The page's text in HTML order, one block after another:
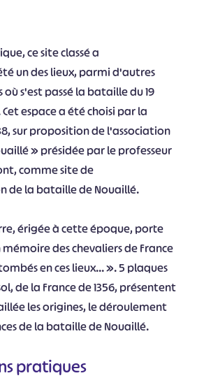
ce site classé a
un des lieux, parmi d'autres
où s'est passé la bataille du 19
espace a été choisi par la
sur proposition de l'association
» présidée par le professeur
comme site de
de la bataille de Nouaillé.
érigée à cette époque, porte
des chevaliers de France
en ces lieux… ». 5 plaques
de la France de 1356, présentent
les origines, le déroulement
de la bataille de Nouaillé.
pratiques